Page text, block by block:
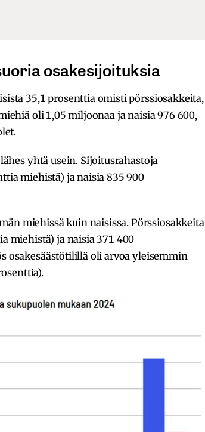
osakesijoituksia
35,1 prosenttia omisti pörssiosakkeita,
oli 1,05 miljoonaa ja naisia 976 600,
yhtä usein. Sijoitusrahastoja
miehistä) ja naisia 835 900
miehissä kuin naisissa. Pörssiosakkeita
miehistä) ja naisia 371 400
osakesäästötilillä oli arvoa yleisemmin